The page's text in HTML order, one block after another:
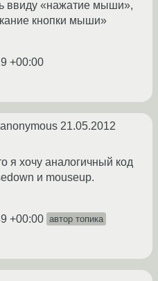
ввиду «нажатие мыши»,
кнопки мыши»
+00:00
21.05.2012
я хочу аналогичный код
и mouseup.
+00:00 автор топика